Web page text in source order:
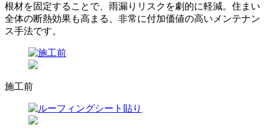
根材を固定することで、雨漏りリスクを劇的に軽減。住まい
全体の断熱効果も高まる、非常に付加価値の高いメンテナン
ス手法です。
施工前